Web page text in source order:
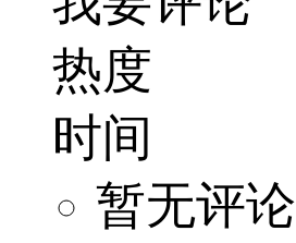
热度
时间
暂无评论